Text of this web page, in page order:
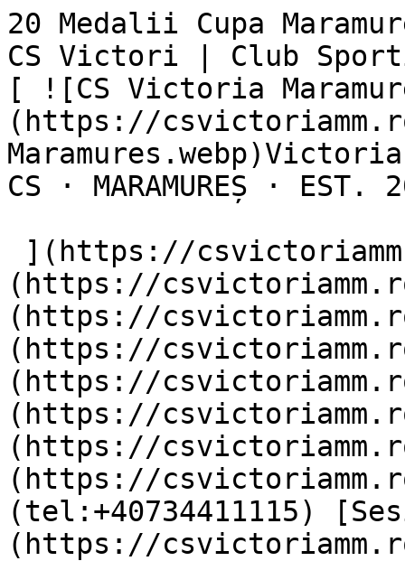
20 Medalii Cupa
CS Victori | Club
[ ![CS Victoria
(https://
Maramures.webp)Victoria
CS · MARAMUREȘ · EST.
(https://
(https://
(https://
(https://
(https://
(https://
(https://
(tel:+40734411115)
(https://